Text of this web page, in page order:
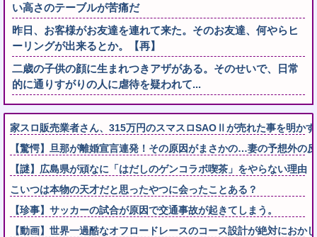
い高さのテーブルが苦痛だ
昨日、お客様がお友達を連れて来た。そのお友達、何やらヒ
ーリングが出来るとか。【再】
二歳の子供の顔に生まれつきアザがある。そのせいで、日常
的に通りすがりの人に虐待を疑われて...
家スロ販売業者さん、315万円のスマスロSAOⅡが売れた事を明か
【驚愕】旦那が離婚宣言連発！その原因がまさかの…妻の予想外の
【謎】広島県が頑なに「はだしのゲンコラボ喫茶」をやらない理由
こいつは本物の天才だと思ったやつに会ったことある？
【珍事】サッカーの試合が原因で交通事故が起きてしまう。
【動画】世界一過酷なオフロードレースのコース設計が絶対におか